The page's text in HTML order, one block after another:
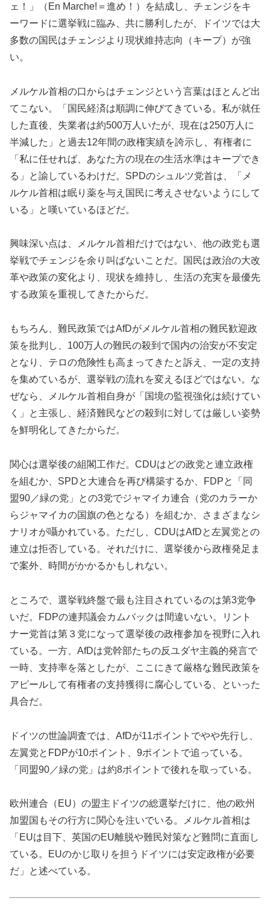
ェ！」（En Marche!＝進め！）を結成し、チェンジをキ
ーワードに選挙戦に臨み、共に勝利したが、ドイツでは大
多数の国民はチェンジより現状維持志向（キープ）が強
い。
メルケル首相の口からはチェンジという言葉はほとんど出
てこない。「国民経済は順調に伸びてきている。私が就任
した直後、失業者は約500万人いたが、現在は250万人に
半減した」と過去12年間の政権実績を誇示し、有権者に
「私に任せれば、あなた方の現在の生活水準はキープでき
る」と諭しているわけだ。SPDのシュルツ党首は、「メ
ルケル首相は眠り薬を与え国民に考えさせないようにして
いる」と嘆いているほどだ。
興味深い点は、メルケル首相だけではない、他の政党も選
挙戦でチェンジを余り叫ばないことだ。国民は政治の大改
革や政策の変化より、現状を維持し、生活の充実を最優先
する政策を重視してきたからだ。
もちろん、難民政策ではAfDがメルケル首相の難民歓迎政
策を批判し、100万人の難民の殺到で国内の治安が不安定
となり、テロの危険性も高まってきたと訴え、一定の支持
を集めているが、選挙戦の流れを変えるほどではない。な
ぜなら、メルケル首相自身が「国境の監視強化は続けてい
く」と主張し、経済難民などの殺到に対しては厳しい姿勢
を鮮明化してきたからだ。
関心は選挙後の組閣工作だ。CDUはどの政党と連立政権
を組むか、SPDと大連合を再び構築するか、FDPと「同
盟90／緑の党」との3党でジャマイカ連合（党のカラーか
らジャマイカの国旗の色となる）を組むか、さまざまなシ
ナリオが囁かれている。ただし、CDUはAfDと左翼党との
連立は拒否している。それだけに、選挙後から政権発足ま
で案外、時間がかかるかもしれない。
ところで、選挙戦終盤で最も注目されているのは第3党争
いだ。FDPの連邦議会カムバックは間違いない。リント
ナー党首は第３党になって選挙後の政権参加を視野に入れ
ている。一方、AfDは党幹部たちの反ユダヤ主義的発言で
一時、支持率を落としたが、ここにきて厳格な難民政策を
アピールして有権者の支持獲得に腐心している、といった
具合だ。
ドイツの世論調査では、AfDが11ポイントでやや先行し、
左翼党とFDPが10ポイント、9ポイントで追っている。
「同盟90／緑の党」は約8ポイントで後れを取っている。
欧州連合（EU）の盟主ドイツの総選挙だけに、他の欧州
加盟国もその行方に関心を注いでいる。メルケル首相は
「EUは目下、英国のEU離脱や難民対策など難問に直面し
ている。EUのかじ取りを担うドイツには安定政権が必要
だ」と述べている。